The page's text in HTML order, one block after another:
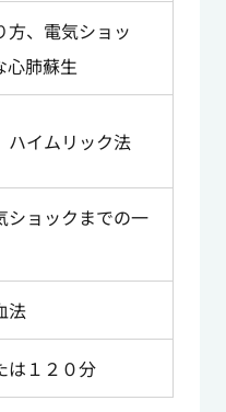
方、電気ショッ
心肺蘇生
ハイムリック法
ショックまでの一
法
は１２０分